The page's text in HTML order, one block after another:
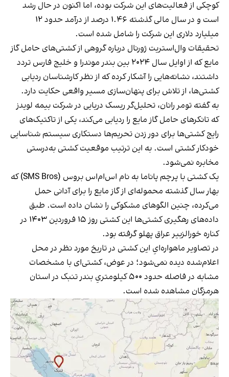
کوچکی از فعالیت‌های این شرکت بوده، اما اکنون در حال رشد
است و در سال مالی گذشته ۱.۴۶ درصد از درآمد حدود ۱۲
میلیارد دلاری این شرکت را شامل شده است.
تحقیقات وال‌استریت ژورنال درباره گروهی از کشتی‌های حامل گاز
مایع که از اوایل سال ۲۰۲۴ بین بندر موندرا و خلیج فارس تردد
داشتند، نشانه‌هایی را آشکار کرده که از نظر کارشناسان ردیابی
کشتی‌ها، از تلاش برای پنهان‌سازی مسیر واقعی حکایت دارد.
به گفته تومر رانان، تحلیل‌گر ریسک دریایی در شرکت بیمه لویدز
که تانکرهای حامل گاز مایع را ردیابی می‌کند،‌ یکی از تاکتیک‌های
رایج کشتی‌ها برای دور زدن تحریم‌ها دستکاری سیستم شناسایی
خودکار کشتی است. به این ترتیب موقعیت کشتی به‌درستی
مخابره نمی‌شود.
یک کشتی با پرچم پاناما به نام اس‌ام‌اس بروس (SMS Bros) که
بهار سال گذشته محموله‌ای از گاز مایع را برای آدانی حمل
می‌کرده، چنین الگوهای مشکوکی را نشان داده است. طبق
داده‌های رهگیری کشتی‌ها این کشتی روز ۱۵ فروردین ۱۴۰۳ در
کناره خورالزبیر عراق پهلو گرفته بود.
در تصاویر ماهواره‌ایِ این کشتی در تاریخ مورد نظر در محل
اعلام‌شده دیده نمی‌شود؛ در عوض، کشتی‌ای با مشخصات
مشابه در فاصله حدود ۵۰۰ کیلومتریِ بندر تنبک در استان
هرمزگان مشاهده شده است.